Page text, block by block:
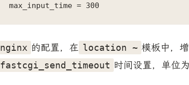
max_input_time = 300
nginx 的配置，在 location ~ 模板中，
fastcgi_send_timeout 时间设置，单位